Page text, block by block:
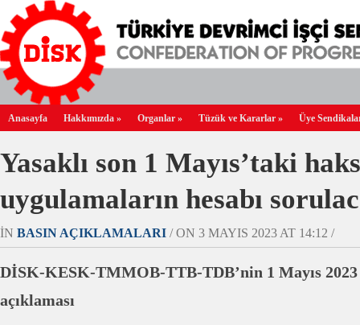
Anasayfa Hakkımızda » Organlar » Tüzük ve Kararlar » Üye
Yasaklı son 1 Mayıs’taki
uygulamaların hesabı
IN BASIN AÇIKLAMALARI / ON 3 MAYIS 2023 AT 14:12 /
DİSK-KESK-TMMOB-TTB-TDB’nin 1 Mayıs
açıklaması